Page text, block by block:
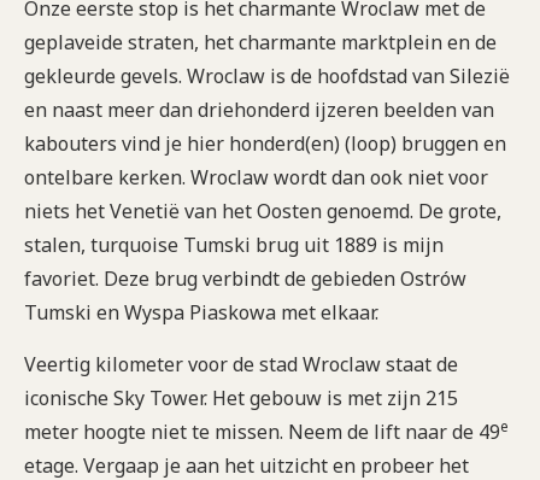
Onze eerste stop is het charmante Wroclaw met de
geplaveide straten, het charmante marktplein en de
gekleurde gevels. Wroclaw is de hoofdstad van Silezië
en naast meer dan driehonderd ijzeren beelden van
kabouters vind je hier honderd(en) (loop) bruggen en
ontelbare kerken. Wroclaw wordt dan ook niet voor
niets het Venetië van het Oosten genoemd. De grote,
stalen, turquoise Tumski brug uit 1889 is mijn
favoriet. Deze brug verbindt de gebieden Ostrów
Tumski en Wyspa Piaskowa met elkaar.
Veertig kilometer voor de stad Wroclaw staat de
iconische Sky Tower. Het gebouw is met zijn 215
meter hoogte niet te missen. Neem de lift naar de 49e
etage. Vergaap je aan het uitzicht en probeer het